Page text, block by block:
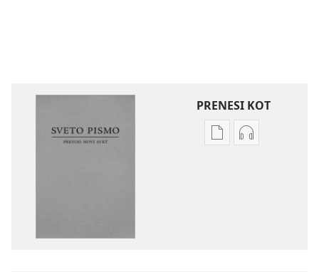
PRENESI KOT
MožnostiMožnosti